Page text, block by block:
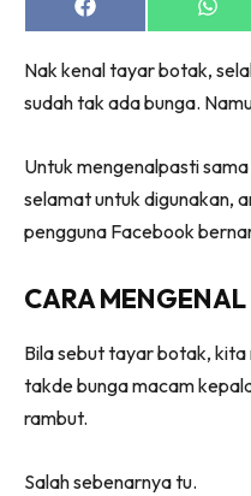
Share
on
Share
on
Nak kenal tayar botak,
sudah tak ada bunga.
Untuk mengenalpasti
selamat untuk digunakan,
pengguna Facebook
CARA
Bila sebut tayar botak,
takde bunga macam
rambut.
Salah sebenarnya tu.